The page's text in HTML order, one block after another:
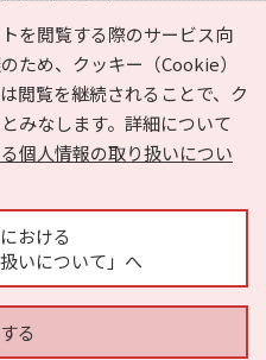
を閲覧する際のサービス向
ため、クッキー（Cookie）
閲覧を継続されることで、ク
みなします。詳細について
個人情報の取り扱いについ
おける
いについて」へ
る
お気に入り
ヘルプ
について
運営会社
関するお問い合わせ
All Rights Reserved.